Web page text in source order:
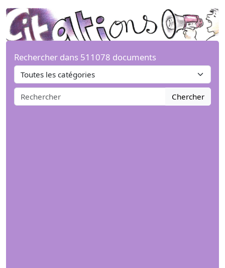
Rechercher dans 511078 documents
Chercher